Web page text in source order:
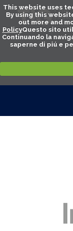
This website uses
By using this
out more and
PolicyQuesto sito
Continuando la
saperne di piú e